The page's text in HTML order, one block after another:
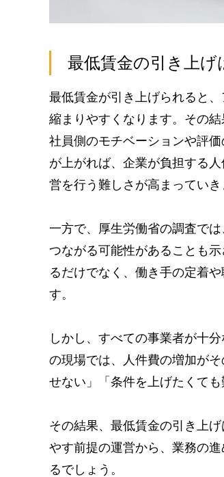
最低賃金の引き上げ
最低賃金が引き上げられると
縮まりやすくなります。その
社員側のモチベーションや評
が上がれば、企業が負担する
営を行う難しさが高まっていき
一方で、厚生労働省の調査で
つながる可能性があることも
るだけでなく、働き手の定着
す。
しかし、すべての事業者が十
の現場では、人件費の増加が
せない」「条件を上げたくて
その結果、最低賃金の引き上
やす前提の運営から、業務の
るでしょう。